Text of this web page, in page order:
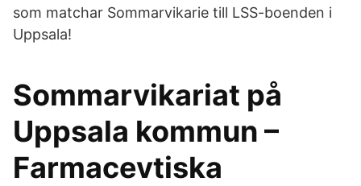
som matchar Sommarvikarie till LSS-boenden i
Uppsala!
Sommarvikariat på
Uppsala kommun –
Farmacevtiska